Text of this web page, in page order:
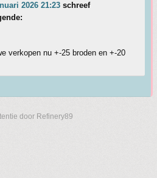
2026 21:23 schreef
verkopen nu +-25 broden en +-20
door Refinery89